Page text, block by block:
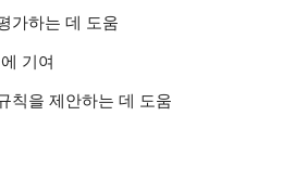
가하는 데 도움
기여
칙을 제안하는 데 도움